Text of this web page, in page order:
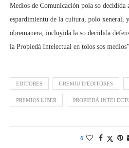
Medios de Comunicación pola so decidida
espardimientu de la cultura, polo xeneral,
obremanera, incluyida la so decidida
la Propiedá Intelectual en tolos sos
EDITORES GREMIU D'EDITORES
PREMIOS LIBER PROPIEDÁ
0